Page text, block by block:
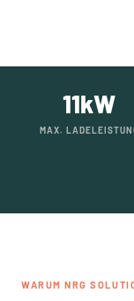
11kW
MAX.
WARUM NRG